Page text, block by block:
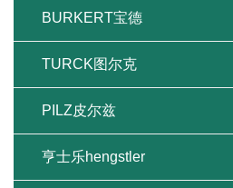
BURKERT宝德
TURCK图尔克
PILZ皮尔兹
亨士乐hengstler